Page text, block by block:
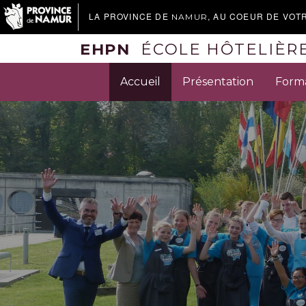
LA PROVINCE DE NAMUR , AU COEUR DE
EHPN ÉCOLE
Accueil Présentation